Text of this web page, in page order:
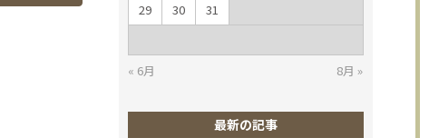
« 6月 8月 »
29
30 31
最新の記事